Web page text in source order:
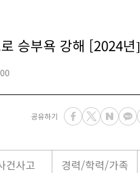
승부욕 강해 [2024년]
공유하기
건사고 경력/학력/가족